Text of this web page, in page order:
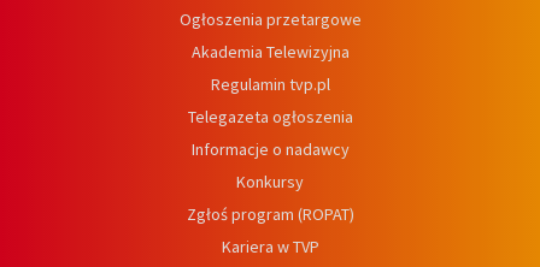
Ogłoszenia przetargowe
Akademia Telewizyjna
Regulamin tvp.pl
Telegazeta ogłoszenia
Informacje o nadawcy
Konkursy
Zgłoś program (ROPAT)
Kariera w TVP